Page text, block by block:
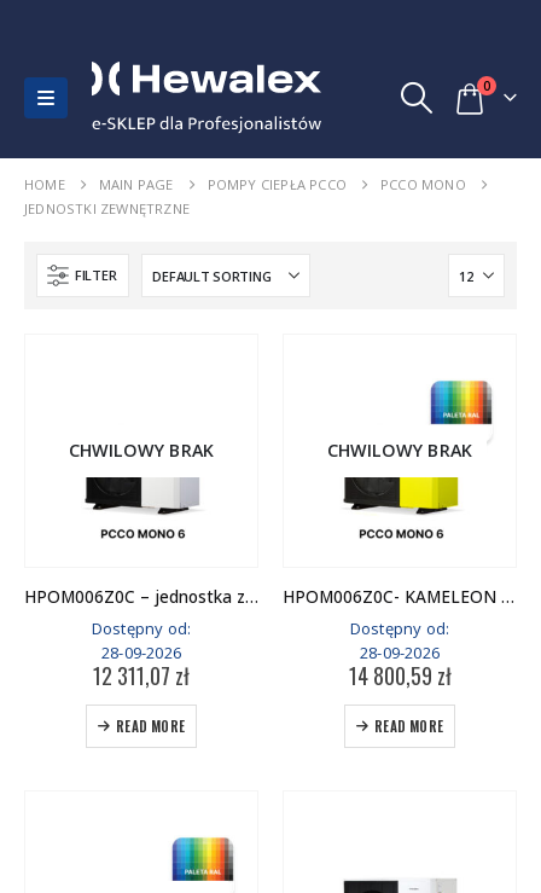
0
HOME MAIN PAGE POMPY CIEPŁA PCCO
PCCO MONO
JEDNOSTKI ZEWNĘTRZNE
FILTER
CHWILOWY BRAK
HPOM006Z0C – jednostka zewnętrzna
Dostępny od:
28-09-2026
12 311,07 zł
READ MORE
CHWILOWY BRAK
HPOM006Z0C- KAMELEON WARIANT 1 – jednostka zewnętrzna
Dostępny od:
28-09-2026
14 800,59 zł
READ MORE